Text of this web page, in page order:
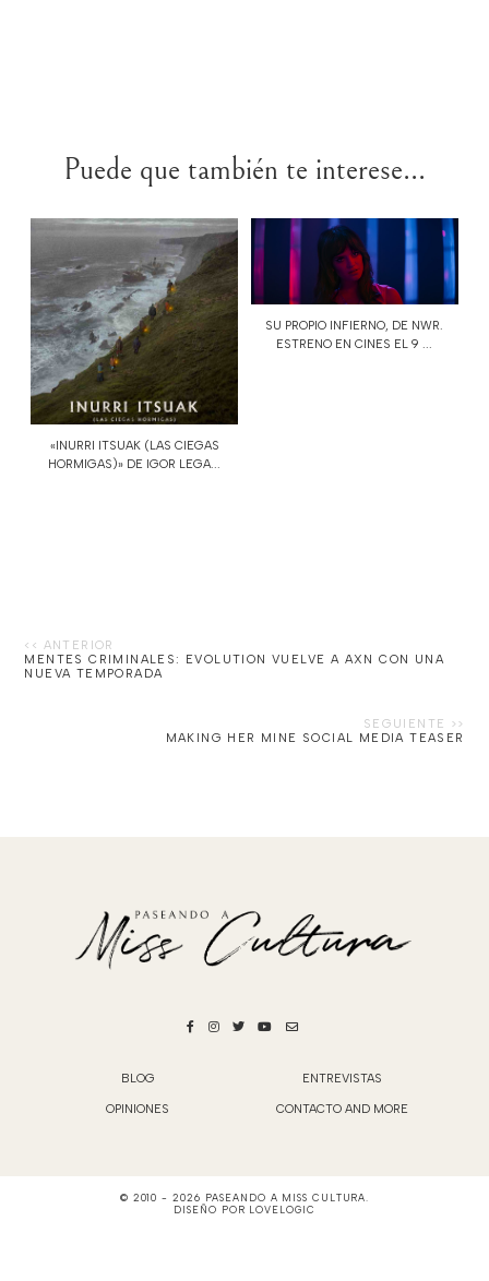
Puede que también te interese...
«INURRI ITSUAK (LAS CIEGAS
HORMIGAS)» DE IGOR LEGA...
SU PROPIO INFIERNO, DE NWR.
ESTRENO EN CINES EL 9 ...
MENTES CRIMINALES: EVOLUTION VUELVE A AXN CON UNA
NUEVA TEMPORADA
MAKING HER MINE SOCIAL MEDIA TEASER
BLOG ENTREVISTAS
OPINIONES CONTACTO AND MORE
© 2010 - 2026 PASEANDO A MISS CULTURA
DISEÑO POR LOVELOGIC